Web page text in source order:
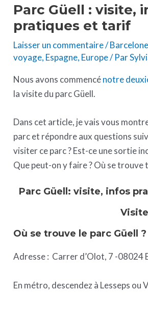
Parc Güell : visite,
pratiques et tarif
Laisser un commentaire/Barcelone
voyage, Espagne, Europe/ Par
Nous avons commencénotre
la visite du parc Güell.
Dans cet article, je vais vous
parc et répondre aux questions
visiter ce parc ? Est-ce une sortie
Que peut-on y faire ? Où se trouve
Parc Güell: visite, infos
Où se trouve le parc Güell ?
Adresse : Carrer d’Olot, 7 -08024
En métro, descendez à Lesseps ou